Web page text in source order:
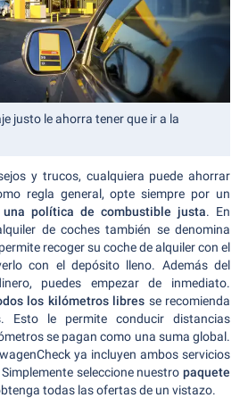
justo le ahorra tener que ir a la
y trucos, cualquiera puede ahorrar
regla general, opte siempre por un
política de combustible justa. En
de coches también se denomina
recoger su coche de alquiler con el
con el depósito lleno. Además del
puedes empezar de inmediato.
los kilómetros libres se recomienda
Esto le permite conducir distancias
se pagan como una suma global.
ya incluyen ambos servicios
seleccione nuestro paquete
todas las ofertas de un vistazo.